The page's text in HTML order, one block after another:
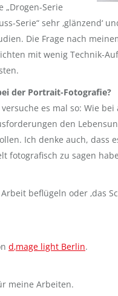
„Drogen-Serie
Serie“ sehr ‚glänzend‘
Die Frage nach
mit wenig Technik-
der Portrait-Fotografie?
es mal so: Wie
den
Ich denke auch, dass
fotografisch zu sagen
beflügeln oder ‚das
d‚mage‬ light Berlin.
meine Arbeiten.